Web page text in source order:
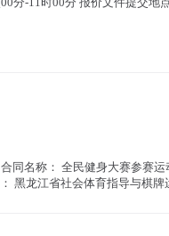
同名称： 全民健身大赛参赛运
黑龙江省社会体育指导与棋